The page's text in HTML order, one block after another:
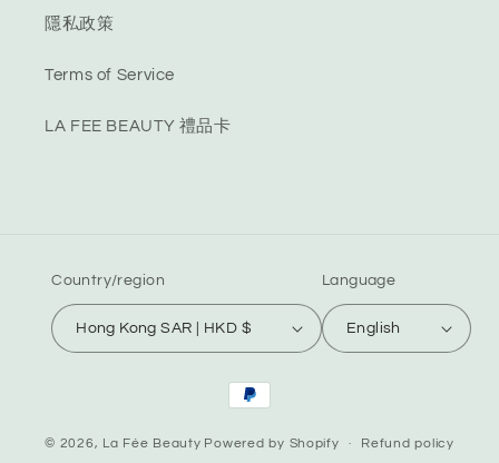
隱私政策
Terms of Service
LA FEE BEAUTY 禮品卡
Country/region
Hong Kong SAR | HKD $
Language
English
Payment
methods
© 2026, La Fée Beauty Powered by Shopify Refund policy